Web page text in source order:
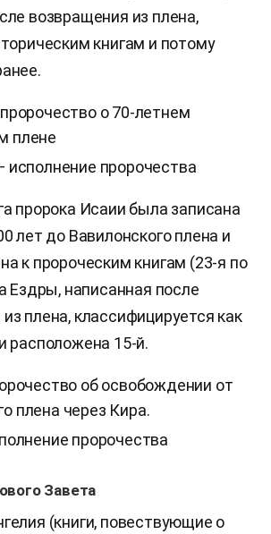
возвращения из плена,
книгам и потому
о 70-летнем
плене
исполнение пророчества
пророка Исаии была записана
лет до Вавилонского плена и
к пророческим книгам (23-я по
Ездры, написанная после
плена, классифицируется как
расположена 15-й.
об освобождении от
плена через Кира.
пророчества
Завета
(книги, повествующие о